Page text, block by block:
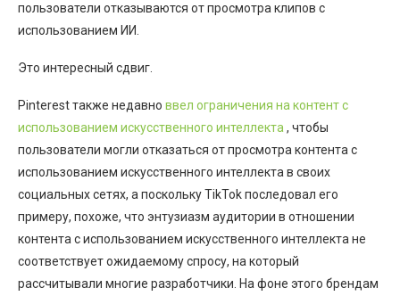
пользователи отказываются от просмотра клипов с
использованием ИИ.
Это интересный сдвиг.
Pinterest также недавно ввел ограничения на контент с
использованием искусственного интеллекта, чтобы
пользователи могли отказаться от просмотра контента с
использованием искусственного интеллекта в своих
социальных сетях, а поскольку TikTok последовал его
примеру, похоже, что энтузиазм аудитории в отношении
контента с использованием искусственного интеллекта не
соответствует ожидаемому спросу, на который
рассчитывали многие разработчики. На фоне этого брендам